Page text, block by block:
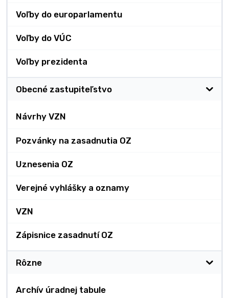
Voľby do europarlamentu
Voľby do VÚC
Voľby prezidenta
Obecné zastupiteľstvo
Návrhy VZN
Pozvánky na zasadnutia OZ
Uznesenia OZ
Verejné vyhlášky a oznamy
VZN
Zápisnice zasadnutí OZ
Rôzne
Archív úradnej tabule